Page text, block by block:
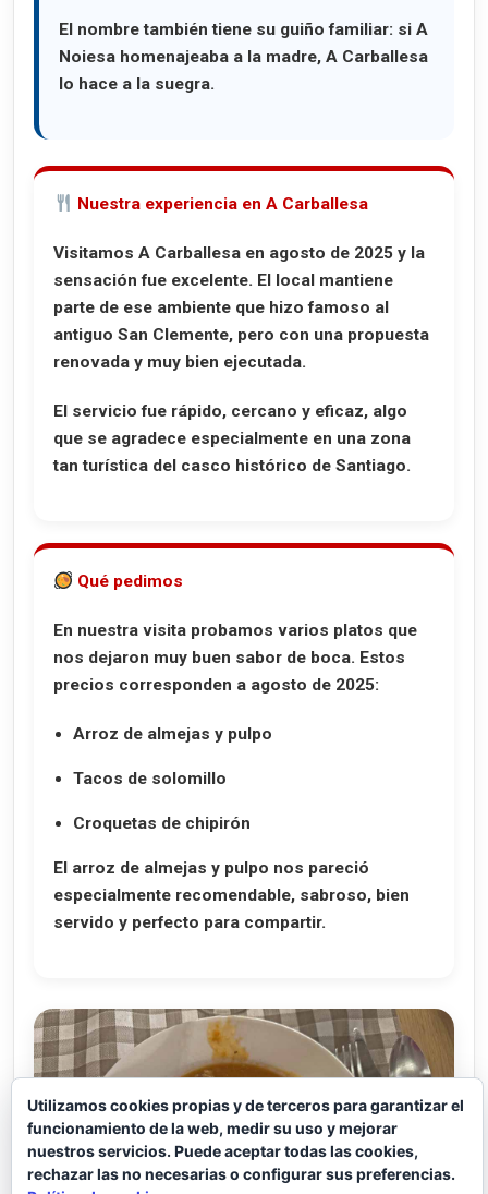
El nombre también tiene su guiño familiar: si A
Noiesa homenajeaba a la madre, A Carballesa
lo hace a la suegra.
Nuestra experiencia en A Carballesa
Visitamos A Carballesa en agosto de 2025 y la
sensación fue excelente. El local mantiene
parte de ese ambiente que hizo famoso al
antiguo San Clemente, pero con una propuesta
renovada y muy bien ejecutada.
El servicio fue rápido, cercano y eficaz, algo
que se agradece especialmente en una zona
tan turística del casco histórico de Santiago.
Qué pedimos
En nuestra visita probamos varios platos que
nos dejaron muy buen sabor de boca. Estos
precios corresponden a agosto de 2025:
Arroz de almejas y pulpo
Tacos de solomillo
Croquetas de chipirón
El arroz de almejas y pulpo nos pareció
especialmente recomendable, sabroso, bien
servido y perfecto para compartir.
Utilizamos cookies propias y de terceros para garantizar el
funcionamiento de la web, medir su uso y mejorar
nuestros servicios. Puede aceptar todas las cookies,
rechazar las no necesarias o configurar sus preferencias.